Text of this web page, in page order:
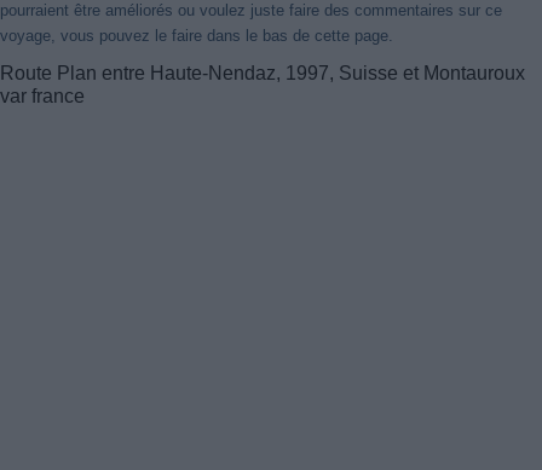
pourraient être améliorés ou voulez juste faire des commentaires sur ce
voyage, vous pouvez le faire dans le bas de cette page.
Route Plan entre Haute-Nendaz, 1997, Suisse et Montauroux
var france